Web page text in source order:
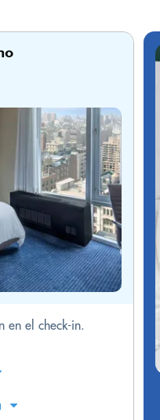
en el check-in.